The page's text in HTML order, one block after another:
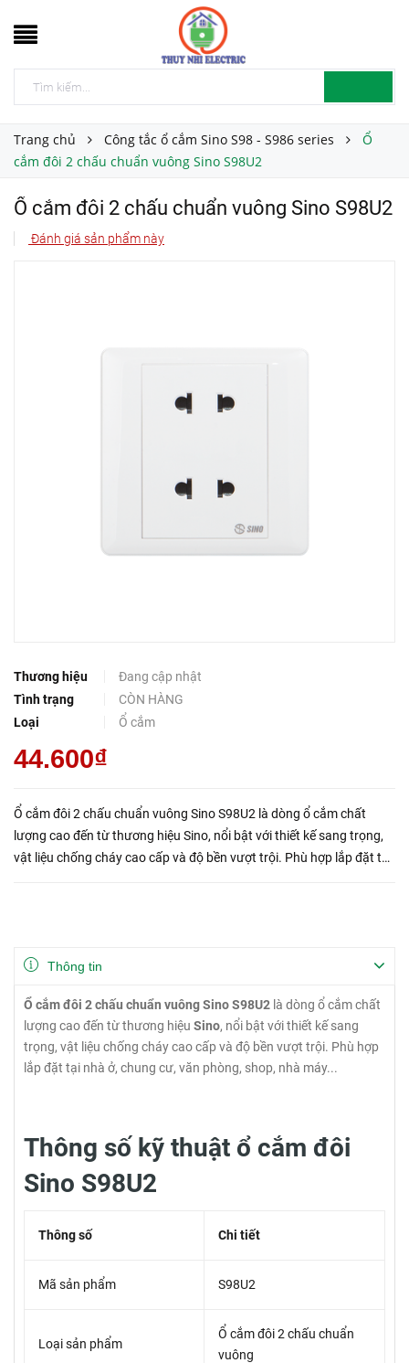
Trang chủ Công tắc ổ cắm Sino S98 - S986 series
Ổ
cắm đôi 2 chấu chuẩn vuông Sino S98U2
Ổ cắm đôi 2 chấu chuẩn vuông Sino S98U2
Đánh giá sản phẩm này
Thương hiệu
Đang cập nhật
Tình trạng
CÒN HÀNG
Loại
Ổ cắm
44.600₫
Ổ cắm đôi 2 chấu chuẩn vuông Sino S98U2 là dòng ổ cắm chất
lượng cao đến từ thương hiệu Sino, nổi bật với thiết kế sang trọng,
vật liệu chống cháy cao cấp và độ bền vượt trội. Phù hợp lắp đặt tại
Thông tin
Ổ cắm đôi 2 chấu chuẩn vuông Sino S98U2 là dòng ổ cắm chất
lượng cao đến từ thương hiệu Sino, nổi bật với thiết kế sang
trọng, vật liệu chống cháy cao cấp và độ bền vượt trội. Phù hợp
lắp đặt tại nhà ở, chung cư, văn phòng, shop, nhà máy...
Thông số kỹ thuật ổ cắm đôi
Sino S98U2
Thông số Chi tiết
Mã sản phẩm S98U2
Loại sản phẩm
Ổ cắm đôi 2 chấu chuẩn
vuông